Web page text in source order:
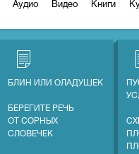
Аудио Видео Книги
БЛИН ИЛИ ОЛАДУШЕК
БЕРЕГИТЕ РЕЧЬ
ОТ СОРНЫХ
СЛОВЕЧЕК